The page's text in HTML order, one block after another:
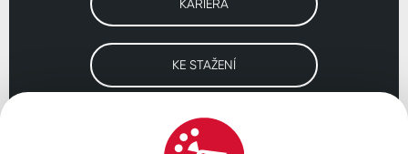
KARIÉRA
KE STAŽENÍ
Navštivte naše pobočky